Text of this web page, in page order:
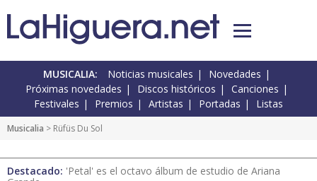
MUSICALIA: Noticias musicales
Novedades
Próximas novedades
Discos históricos
Canciones
Festivales
Premios Artistas Portadas Listas
Musicalia > Rüfüs Du Sol
Destacado: 'Petal' es el octavo álbum de estudio de Ariana